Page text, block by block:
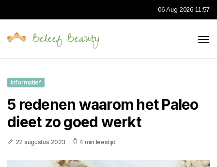
06 Aug 2026 11:57
Informatief
5 redenen waarom het Paleo
dieet zo goed werkt
22 augustus 2023 4 min leestijd